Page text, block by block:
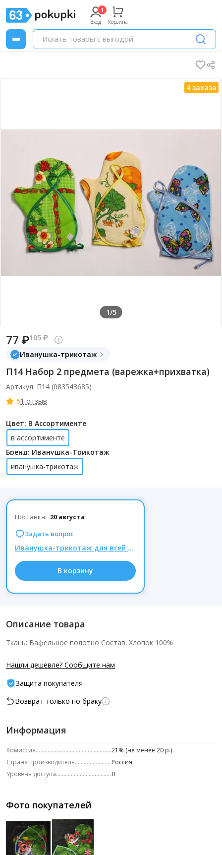
Вход Корзина
1/5
77 ₽105 ₽
Иванушка-трикотаж
П14 Набор 2 предмета (варежка+прихватка)
Артикул: П14 (083543685)
51 отзыв
Цвет: В Ассортименте
в ассортименте
Бренд: Иванушка-Трикотаж
иванушка-трикотаж
Поставка: 20 августа
Задать вопрос
Иванушка-трикотаж для всей семьи. Трусы хлопок - хит продаж! Новинки - Алладины и рубашки!
В корзину
Описание товара
Ткань: Вафельное полотно Состав: Хлопок 100%
Нашли дешевле? Сообщите нам
Защита покупателя
Возврат только по браку
Информация
Комиссия
21% (не менее 20 р.)
Страна производитель
Россия
Уровень доступа
0
Фото покупателей